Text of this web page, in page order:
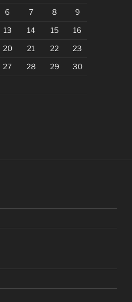
6 7 8 9
13 14 15 16
20 21 22 23
27 28 29 30